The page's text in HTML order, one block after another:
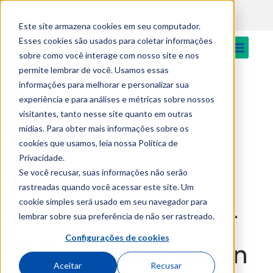
Este site armazena cookies em seu computador.
Esses cookies são usados para coletar informações
sobre como você interage com nosso site e nos
permite lembrar de você. Usamos essas
informações para melhorar e personalizar sua
experiência e para análises e métricas sobre nossos
visitantes, tanto nesse site quanto em outras
mídias. Para obter mais informações sobre os
cookies que usamos, leia nossa Política de
Privacidade.
Se você recusar, suas informações não serão
rastreadas quando você acessar este site. Um
cookie simples será usado em seu navegador para
lembrar sobre sua preferência de não ser rastreado.
Configurações de cookies
Aceitar Recusar
Refinement of a
differentiation
protocol using
neuroblastoma SH-
SY5Y cells for use in